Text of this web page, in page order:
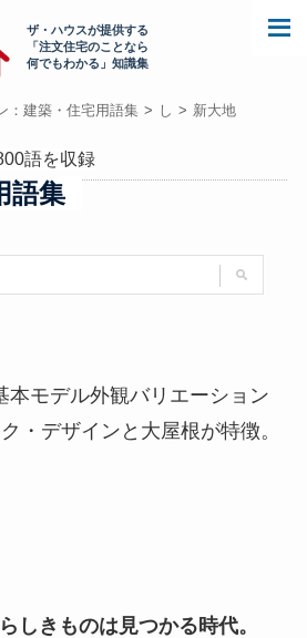
ザ・ハウスが提供する
「注文住宅のことなら
何でもわかる」知識集
：建築・住宅用語集 し 新大地
語を収録
語集
本モデル外観バリエーション
・デザインと大屋根が特徴。
しきものは見つかる時代。